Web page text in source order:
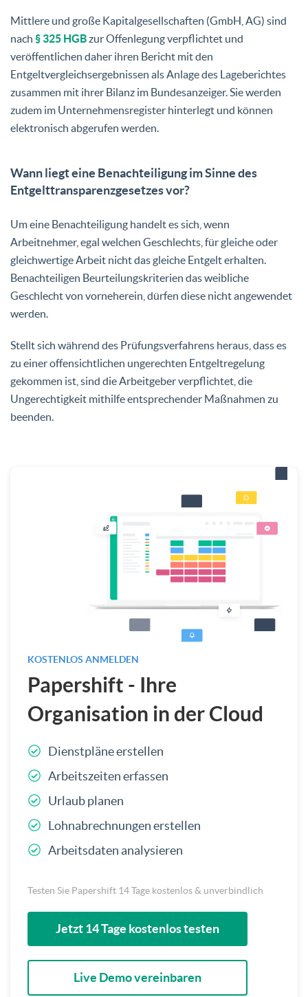
Mittlere und große Kapitalgesellschaften (GmbH, AG) sind
nach § 325 HGBzur Offenlegung verpflichtet und
veröffentlichen daher ihren Bericht mit den
Entgeltvergleichsergebnissen als Anlage des Lageberichtes
zusammen mit ihrer Bilanz im Bundesanzeiger. Sie werden
zudem im Unternehmensregister hinterlegt und können
elektronisch abgerufen werden.
Wann liegt eine Benachteiligung im Sinne des
Entgelttransparenzgesetzes vor?
Um eine Benachteiligung handelt es sich, wenn
Arbeitnehmer, egal welchen Geschlechts, für gleiche oder
gleichwertige Arbeit nicht das gleiche Entgelt erhalten.
Benachteiligen Beurteilungskriterien das weibliche
Geschlecht von vorneherein, dürfen diese nicht angewendet
werden.
Stellt sich während des Prüfungsverfahrens heraus, dass es
zu einer offensichtlichen ungerechten Entgeltregelung
gekommen ist, sind die Arbeitgeber verpflichtet, die
Ungerechtigkeit mithilfe entsprechender Maßnahmen zu
beenden.
KOSTENLOS ANMELDEN
Papershift - Ihre
Organisation in der Cloud
Dienstpläne erstellen
Arbeitszeiten erfassen
Urlaub planen
Lohnabrechnungen erstellen
Arbeitsdaten analysieren
Testen Sie Papershift 14 Tage kostenlos & unverbindlich
Jetzt 14 Tage kostenlos testen
Live Demo vereinbaren